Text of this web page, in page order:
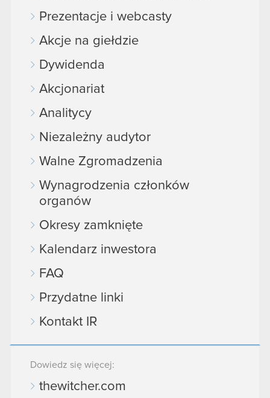
Prezentacje i webcasty
Akcje na giełdzie
Dywidenda
Akcjonariat
Analitycy
Niezależny audytor
Walne Zgromadzenia
Wynagrodzenia członków
organów
Okresy zamknięte
Kalendarz inwestora
FAQ
Przydatne linki
Kontakt IR
Dowiedz się więcej:
thewitcher.com